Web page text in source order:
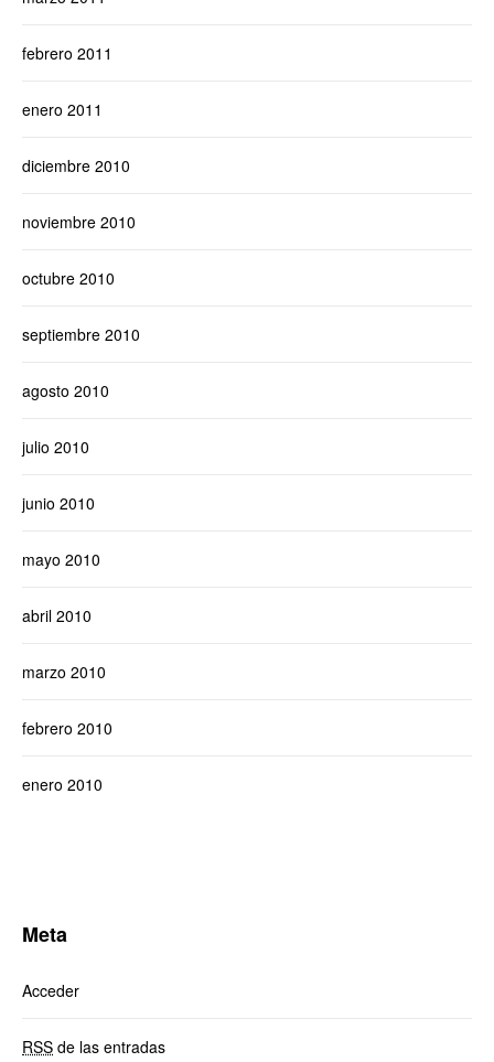
febrero 2011
enero 2011
diciembre 2010
noviembre 2010
octubre 2010
septiembre 2010
agosto 2010
julio 2010
junio 2010
mayo 2010
abril 2010
marzo 2010
febrero 2010
enero 2010
Meta
Acceder
RSS de las entradas